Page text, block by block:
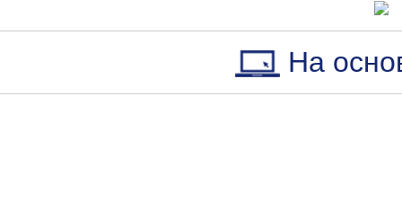
На